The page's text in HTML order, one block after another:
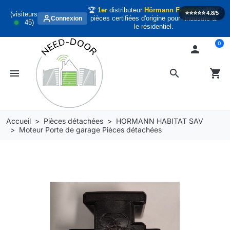
(visiteurs
45)
Connexion
🏆 1erdistributeur Hörmann Francehabitat
pièces certifiées d'origine pour l'industrie &
le résidentiel.
⭐️⭐️⭐️⭐️⭐️4.8/5
search
menu

shopping_cart
0
Accueil Pièces détachées
HORMANN HABITAT SAV
Moteur Porte de garage Pièces détachées